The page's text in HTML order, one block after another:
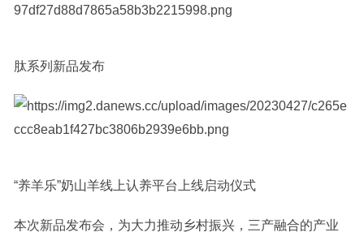
肽系列新品发布
“养羊乐”奶山羊线上认养平台上线启动仪式
本次新品发布会，为大力推动乡村振兴，三产融合的产业